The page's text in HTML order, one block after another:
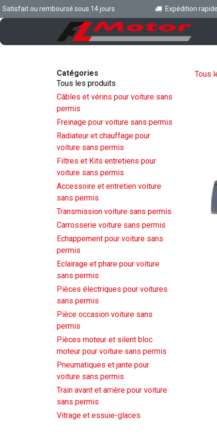
Se rendre au contenu
ou remboursé sous 14 jours Expédition rapide
Catégories
Tous les produits
Câbles et vérins pour voiture sans
permis
Freinage pour voiture sans permis
Radiateur et chauffage pour
voiture sans permis
Filtres et Kits entretiens pour
voiture sans permis
Accessoire et entretien voiture
sans permis
Transmission voiture sans permis
Carrosserie voiture sans permis
Echappement pour voiture sans
permis
Eclairage et phare pour voiture
sans permis
Pièces électriques pour voitures
sans permis
Pièce occasion voiture sans
permis
Pièces moteur et silent bloc
moteur pour voiture sans permis
Pneumatiques et jante pour
voiture sans permis
Train avant et arrière pour voiture
sans permis
Vitrage et essuie-glaces
Tous